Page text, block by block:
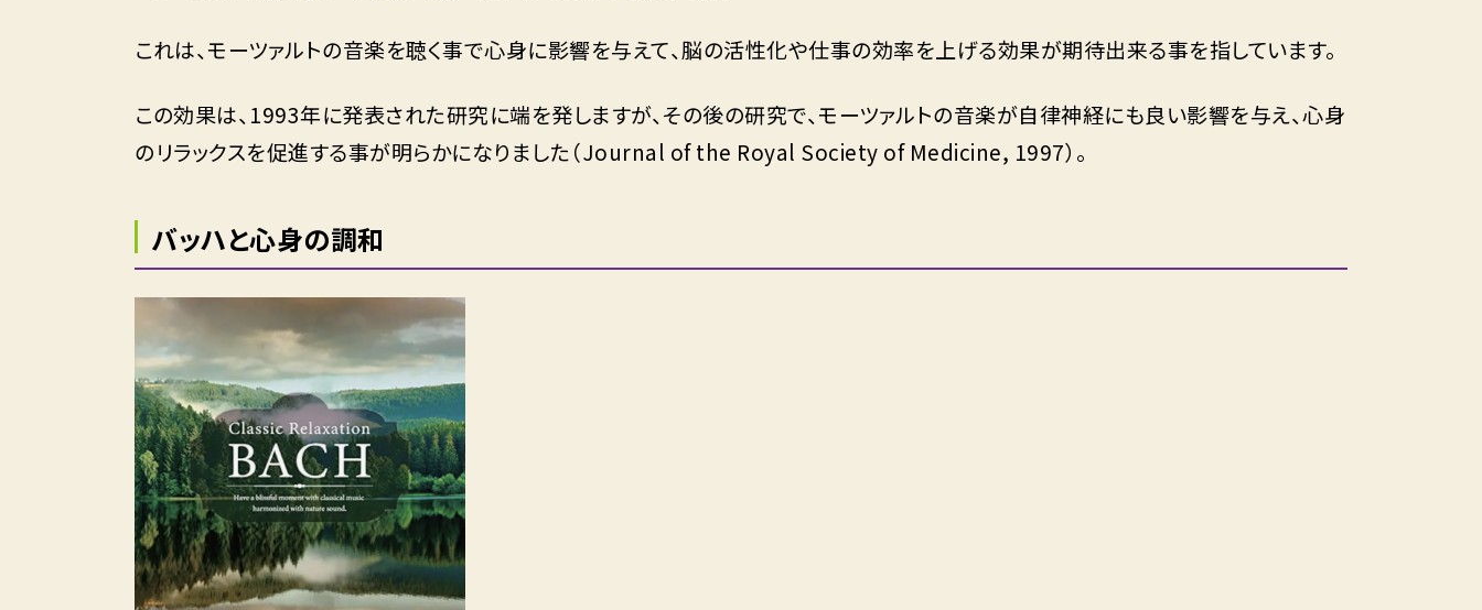
これは、モーツァルトの音楽を聴く事で心身に影響を与えて、脳の活性化や仕事の効率を上げる効果が期待出来る事を指しています。
この効果は、1993年に発表された研究に端を発しますが、その後の研究で、モーツァルトの音楽が自律神経にも良い影響を与え、心身
のリラックスを促進する事が明らかになりました（Journal of the Royal Society of Medicine, 1997）。
バッハと心身の調和